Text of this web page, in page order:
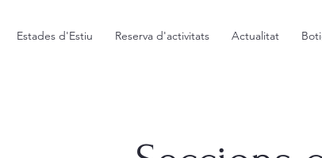
Estades d'Estiu Reserva d'activitats Actualitat